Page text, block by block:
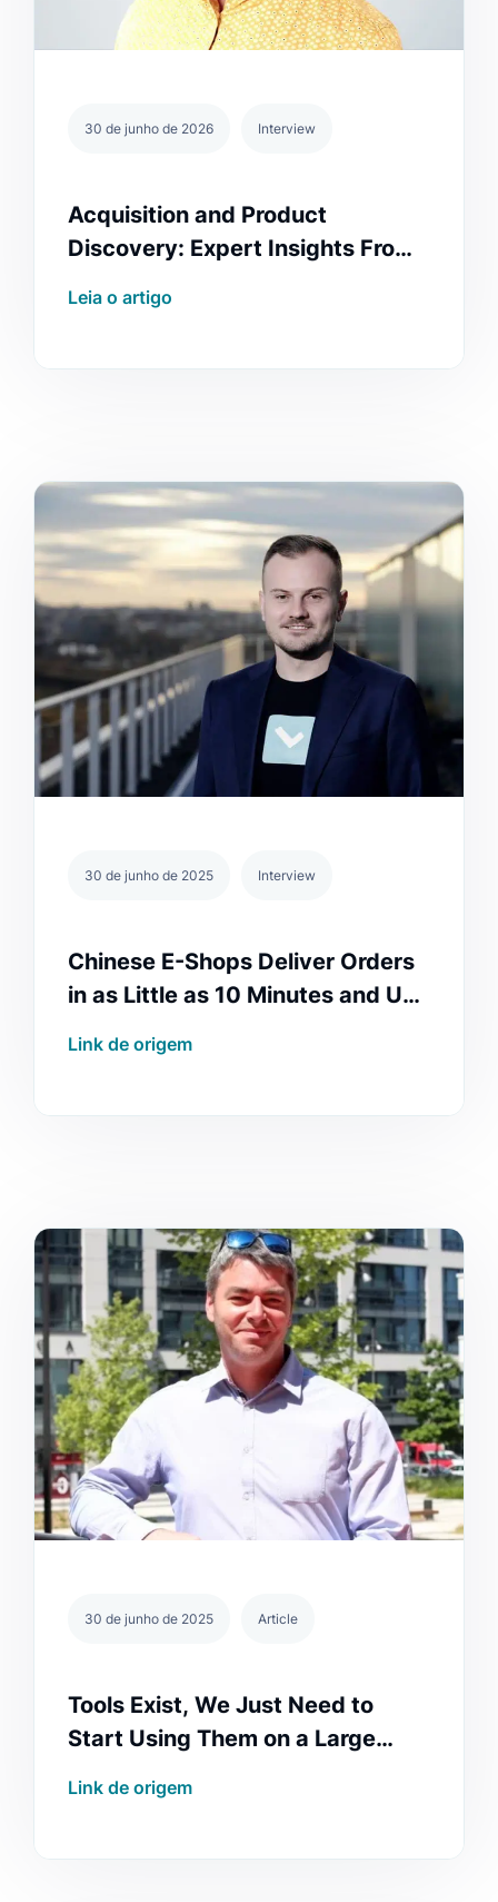
30 de junho de 2026 Interview
Acquisition and Product
Discovery: Expert Insights From
Leia o artigo
30 de junho de 2025 Interview
Chinese E-Shops Deliver Orders
in as Little as 10 Minutes and Use
Link de origem
30 de junho de 2025 Article
Tools Exist, We Just Need to
Start Using Them on a Large
Link de origem